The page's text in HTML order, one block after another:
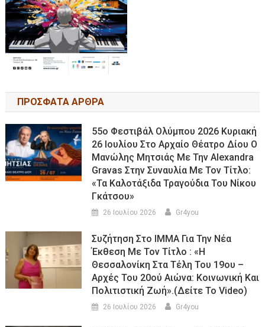
ΠΡΟΣΦΑΤΑ ΑΡΘΡΑ
55ο Φεστιβάλ Ολύμπου 2026 Κυριακή
26 Ιουλίου Στο Αρχαίο Θέατρο Δίου Ο
Μανώλης Μητσιάς Με Την Alexandra
Gravas Στην Συναυλία Με Τον Τίτλο:
«τα Καλοτάξιδα Τραγούδια Του Νίκου
Γκάτσου»
26 Ιουλίου 2026 Gr4you
Συζήτηση Στο ΙΜΜΑ Για Την Νέα
Έκθεση Με Τον Τίτλο : «Η
Θεσσαλονίκη Στα Τέλη Του 19ου –
Αρχές Του 20ού Αιώνα: Κοινωνική Και
Πολιτιστική Ζωή».(Δείτε Το Video)
26 Ιουλίου 2026 Gr4you